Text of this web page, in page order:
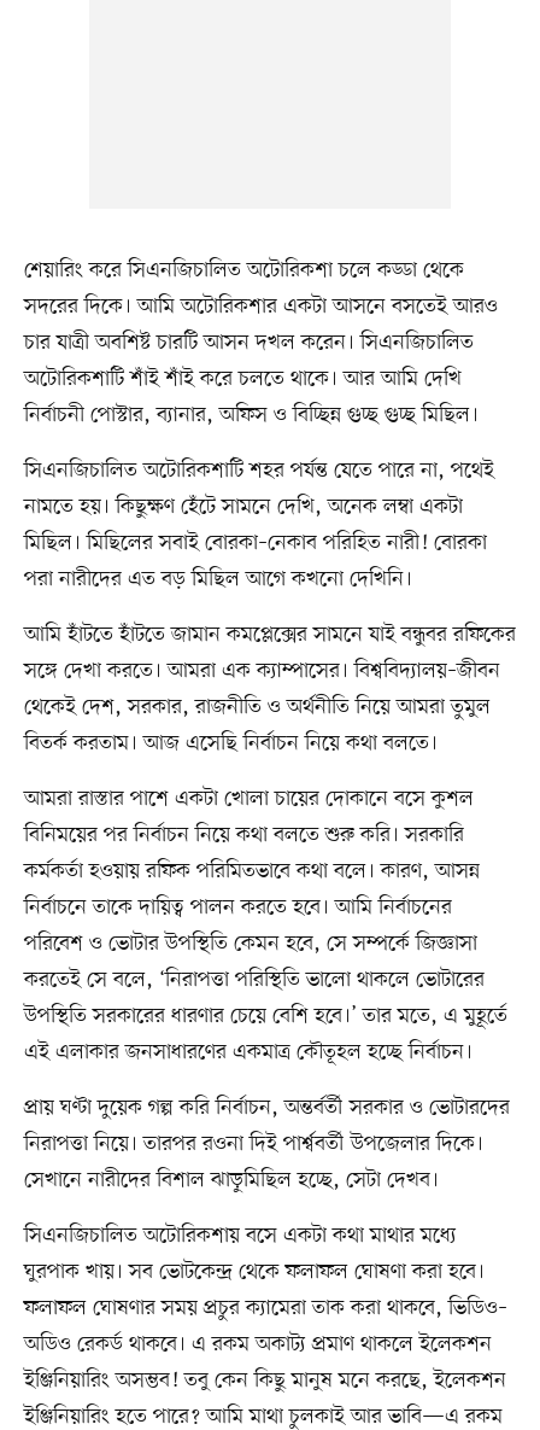
শেয়ারিং করে সিএনজিচালিত অটোরিকশা চলে কড্ডা থেকে
সদরের দিকে। আমি অটোরিকশার একটা আসনে বসতেই আরও
চার যাত্রী অবশিষ্ট চারটি আসন দখল করেন। সিএনজিচালিত
অটোরিকশাটি শাঁই শাঁই করে চলতে থাকে। আর আমি দেখি
নির্বাচনী পোস্টার, ব্যানার, অফিস ও বিচ্ছিন্ন গুচ্ছ গুচ্ছ মিছিল।
সিএনজিচালিত অটোরিকশাটি শহর পর্যন্ত যেতে পারে না, পথেই
নামতে হয়। কিছুক্ষণ হেঁটে সামনে দেখি, অনেক লম্বা একটা
মিছিল। মিছিলের সবাই বোরকা–নেকাব পরিহিত নারী! বোরকা
পরা নারীদের এত বড় মিছিল আগে কখনো দেখিনি।
আমি হাঁটতে হাঁটতে জামান কমপ্লেক্সের সামনে যাই বন্ধুবর রফিকের
সঙ্গে দেখা করতে। আমরা এক ক্যাম্পাসের। বিশ্ববিদ্যালয়–জীবন
থেকেই দেশ, সরকার, রাজনীতি ও অর্থনীতি নিয়ে আমরা তুমুল
বিতর্ক করতাম। আজ এসেছি নির্বাচন নিয়ে কথা বলতে।
আমরা রাস্তার পাশে একটা খোলা চায়ের দোকানে বসে কুশল
বিনিময়ের পর নির্বাচন নিয়ে কথা বলতে শুরু করি। সরকারি
কর্মকর্তা হওয়ায় রফিক পরিমিতভাবে কথা বলে। কারণ, আসন্ন
নির্বাচনে তাকে দায়িত্ব পালন করতে হবে। আমি নির্বাচনের
পরিবেশ ও ভোটার উপস্থিতি কেমন হবে, সে সম্পর্কে জিজ্ঞাসা
করতেই সে বলে, ‘নিরাপত্তা পরিস্থিতি ভালো থাকলে ভোটারের
উপস্থিতি সরকারের ধারণার চেয়ে বেশি হবে।’ তার মতে, এ মুহূর্তে
এই এলাকার জনসাধারণের একমাত্র কৌতূহল হচ্ছে নির্বাচন।
প্রায় ঘণ্টা দুয়েক গল্প করি নির্বাচন, অন্তর্বর্তী সরকার ও ভোটারদের
নিরাপত্তা নিয়ে। তারপর রওনা দিই পার্শ্ববর্তী উপজেলার দিকে।
সেখানে নারীদের বিশাল ঝাড়ুমিছিল হচ্ছে, সেটা দেখব।
সিএনজিচালিত অটোরিকশায় বসে একটা কথা মাথার মধ্যে
ঘুরপাক খায়। সব ভোটকেন্দ্র থেকে ফলাফল ঘোষণা করা হবে।
ফলাফল ঘোষণার সময় প্রচুর ক্যামেরা তাক করা থাকবে, ভিডিও–
অডিও রেকর্ড থাকবে। এ রকম অকাট্য প্রমাণ থাকলে ইলেকশন
ইঞ্জিনিয়ারিং অসম্ভব! তবু কেন কিছু মানুষ মনে করছে, ইলেকশন
ইঞ্জিনিয়ারিং হতে পারে? আমি মাথা চুলকাই আর ভাবি—এ রকম